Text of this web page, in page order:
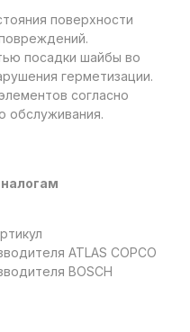
поверхности
посадки шайбы во
герметизации.
согласно
обслуживания.
ATLAS COPCO
BOSCH